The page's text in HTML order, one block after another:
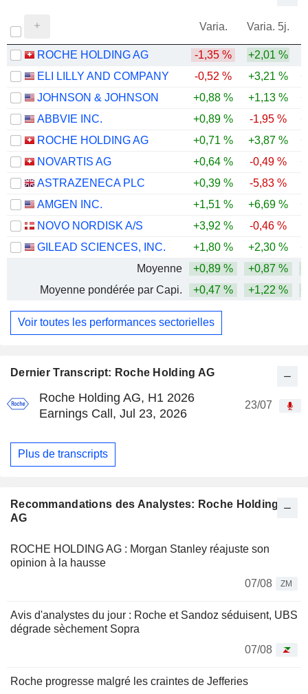
Dernier Transcript: Roche Holding AG
Roche Holding AG, H1 2026
Earnings Call, Jul 23, 2026
23/07
Plus de transcripts
Recommandations des Analystes: Roche Holding
AG
ROCHE HOLDING AG : Morgan Stanley réajuste son
opinion à la hausse
07/08
ZM
Avis d'analystes du jour : Roche et Sandoz séduisent, UBS
dégrade sèchement Sopra
07/08
Roche progresse malgré les craintes de Jefferies
Varia. Varia. 5j.
ROCHE HOLDING AG -1,35 %
+2,01 %
ELI LILLY AND COMPANY
-0,52 % +3,21 %
JOHNSON & JOHNSON
+0,88 % +1,13 %
ABBVIE INC.
+0,89 % -1,95 %
ROCHE HOLDING AG
+0,71 % +3,87 %
NOVARTIS AG
+0,64 % -0,49 %
ASTRAZENECA PLC
+0,39 % -5,83 %
AMGEN INC.
+1,51 % +6,69 %
NOVO NORDISK A/S
+3,92 % -0,46 %
GILEAD SCIENCES, INC.
+1,80 % +2,30 %
Moyenne
+0,89 % +0,87 %
Moyenne pondérée par Capi.
+0,47 % +1,22 %
Voir toutes les performances sectorielles